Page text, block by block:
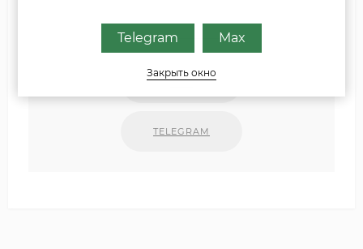
INFO@ZIPKOTLY.RU
MAX
TELEGRAM
Telegram Max
Закрыть окно